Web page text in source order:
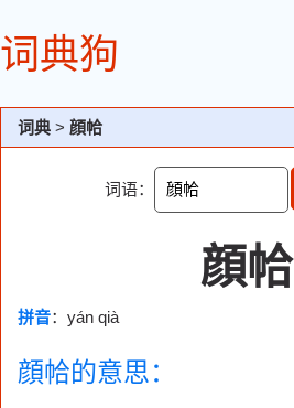
词典狗
词典 > 顔帢
词语：
顔帢
拼音：yán qià
顔帢的意思：